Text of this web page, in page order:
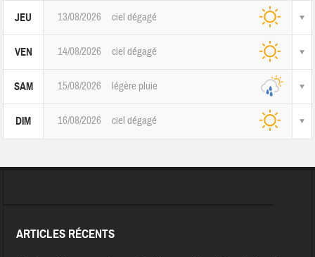
JEU 13/08/2026 ciel dégagé
VEN 14/08/2026 ciel dégagé
SAM 15/08/2026 légère pluie
DIM 16/08/2026 ciel dégagé
ARTICLES RÉCENTS